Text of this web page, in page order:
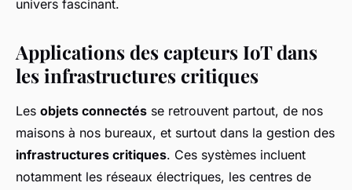
univers fascinant.
Applications des capteurs IoT dans
les infrastructures critiques
Les objets connectés se retrouvent partout, de nos
maisons à nos bureaux, et surtout dans la gestion des
infrastructures critiques. Ces systèmes incluent
notamment les réseaux électriques, les centres de